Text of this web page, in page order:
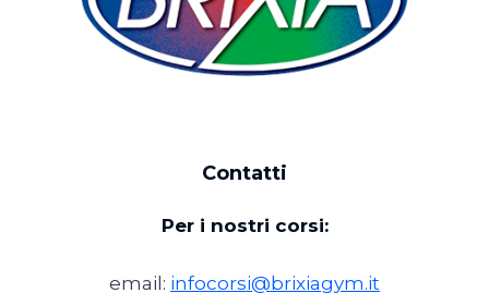
Contatti
Per i nostri corsi:
email: infocorsi@brixiagym.it